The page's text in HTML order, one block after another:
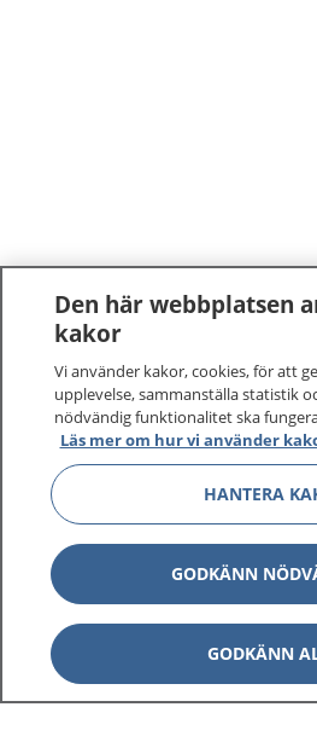
Den här webbplatsen
kakor
Vi använder kakor, cookies, för att
upplevelse, sammanställa statistik
nödvändig funktionalitet ska
Läs mer om hur vi använder
HANTERA
GODKÄNN
GODKÄNN